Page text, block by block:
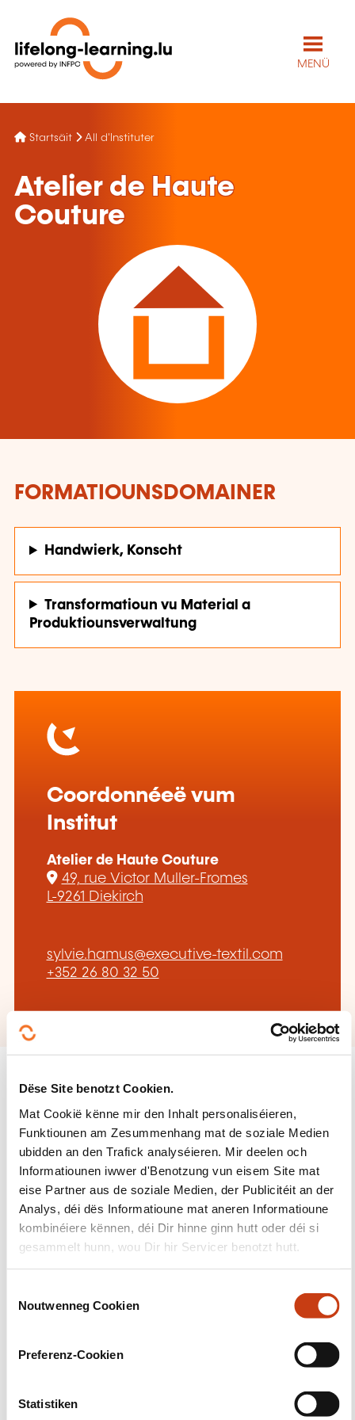
Dëse Site benotzt Cookien.
Mat Cookië kënne mir den Inhalt personaliséieren,
Funktiounen am Zesummenhang mat de soziale Medien
ubidden an den Trafick analyséieren. Mir deelen och
Informatiounen iwwer d'Benotzung vun eisem Site mat
eise Partner aus de soziale Medien, der Publicitéit an der
Analys, déi dës Informatioune mat aneren Informatioune
kombinéiere kënnen, déi Dir hinne ginn hutt oder déi si
gesammelt hunn, wou Dir hir Servicer benotzt hutt.
Noutwenneg Cookien
Preferenz-Cookien
Statistiken
MENÜ
Startsäit All d'Instituter
Atelier de Haute
Couture
FORMATIOUNSDOMAINER
Handwierk, Konscht
Transformatioun vu Material a
Produktiounsverwaltung
Coordonnéeë vum
Institut
Atelier de Haute Couture
49, rue Victor Muller-Fromes
L-9261 Diekirch
sylvie.hamus@executive-textil.com
+352 26 80 32 50
Suivéiert eis!
Facebook
TwitterLinkedInYouTube
Eis kontaktéieren
Abonéiert Iech op Formanews,